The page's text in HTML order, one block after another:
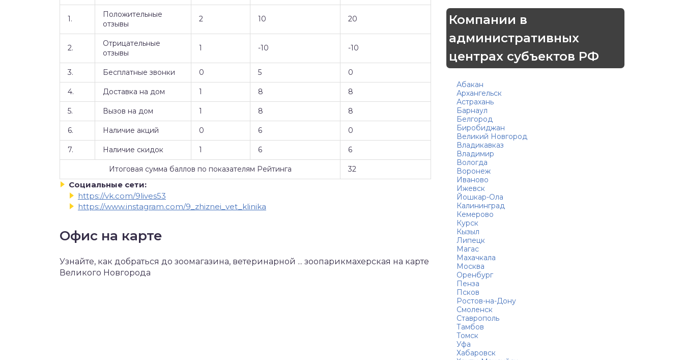
1.
Положительные
отзывы
2 10 20
2.
Отрицательные
отзывы
1 -10 -10
3. Бесплатные звонки 0 5 0
4. Доставка на дом 1 8 8
5. Вызов на дом 1 8 8
6. Наличие акций 0 6 0
7. Наличие скидок 1 6 6
Итоговая сумма баллов по показателям Рейтинга 32
Социальные сети:
https://vk.com/9lives53
https://www.instagram.com/9_zhiznei_vet_klinika
Офис на карте
Узнайте, как добраться до зоомагазина, ветеринарной ... зоопарикмахерская на карте
Великого Новгорода
Компании в
административных
центрах субъектов РФ
Абакан
Архангельск
Астрахань
Барнаул
Белгород
Биробиджан
Великий Новгород
Владикавказ
Владимир
Вологда
Воронеж
Иваново
Ижевск
Йошкар-Ола
Калининград
Кемерово
Курск
Кызыл
Липецк
Магас
Махачкала
Москва
Оренбург
Пенза
Псков
Ростов-на-Дону
Смоленск
Ставрополь
Тамбов
Томск
Уфа
Хабаровск